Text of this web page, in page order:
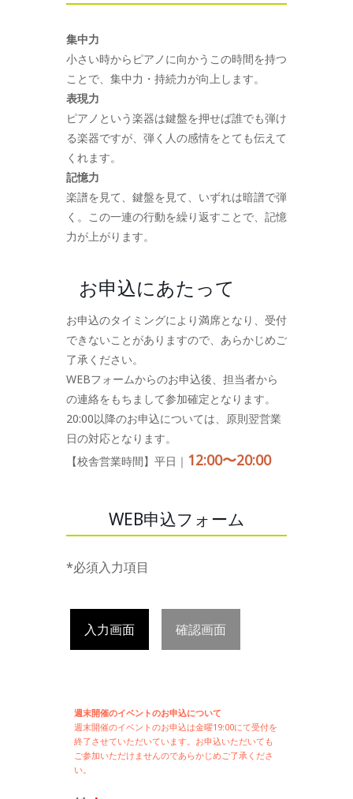
集中力
小さい時からピアノに向かうこの時間を持つ
ことで、集中力・持続力が向上します。
表現力
ピアノという楽器は鍵盤を押せば誰でも弾け
る楽器ですが、弾く人の感情をとても伝えて
くれます。
記憶力
楽譜を見て、鍵盤を見て、いずれは暗譜で弾
く。この一連の行動を繰り返すことで、記憶
力が上がります。
お申込にあたって
お申込のタイミングにより満席となり、受付
できないことがありますので、あらかじめご
了承ください。
WEBフォームからのお申込後、担当者から
の連絡をもちまして参加確定となります。
20:00以降のお申込については、原則翌営業
日の対応となります。
【校舎営業時間】平日｜ 12:00〜20:00
WEB申込フォーム
*必須入力項目
入力画面 確認画面
週末開催のイベントのお申込について
週末開催のイベントのお申込は金曜19:00にて受付を
終了させていただいています。お申込いただいても
ご参加いただけませんのであらかじめご了承くださ
い。